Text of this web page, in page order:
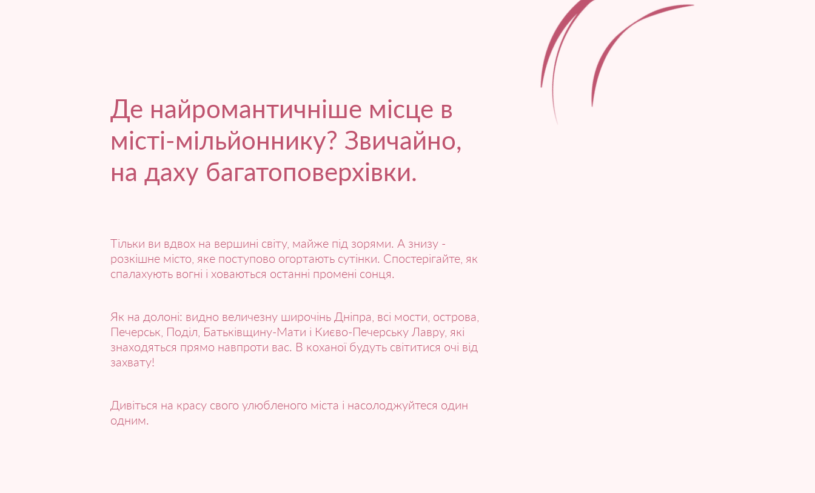
Де найромантичніше місце в
місті-мільйоннику? Звичайно,
на даху багатоповерхівки.
Тільки ви вдвох на вершині світу, майже під зорями. А знизу -
розкішне місто, яке поступово огортають сутінки. Спостерігайте, як
спалахують вогні і ховаються останні промені сонця.
Як на долоні: видно величезну широчінь Дніпра, всі мости, острова,
Печерськ, Поділ, Батьківщину-Мати і Києво-Печерську Лавру, які
знаходяться прямо навпроти вас. В коханої будуть світитися очі від
захвату!
Дивіться на красу свого улюбленого міста і насолоджуйтеся один
одним.